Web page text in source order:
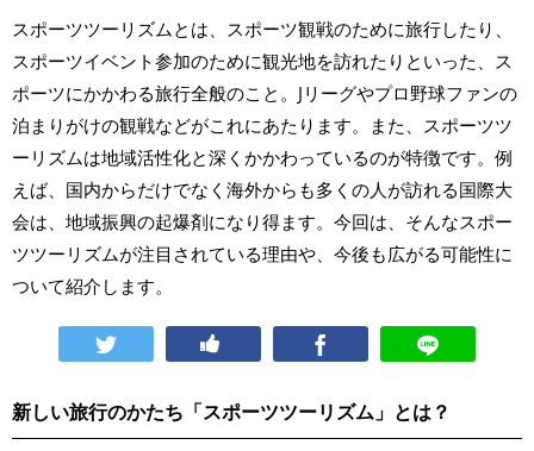
スポーツツーリズムとは、スポーツ観戦のために旅行したり、
スポーツイベント参加のために観光地を訪れたりといった、ス
ポーツにかかわる旅行全般のこと。Jリーグやプロ野球ファンの
泊まりがけの観戦などがこれにあたります。また、スポーツツ
ーリズムは地域活性化と深くかかわっているのが特徴です。例
えば、国内からだけでなく海外からも多くの人が訪れる国際大
会は、地域振興の起爆剤になり得ます。今回は、そんなスポー
ツツーリズムが注目されている理由や、今後も広がる可能性に
ついて紹介します。
新しい旅行のかたち「スポーツツーリズム」とは？